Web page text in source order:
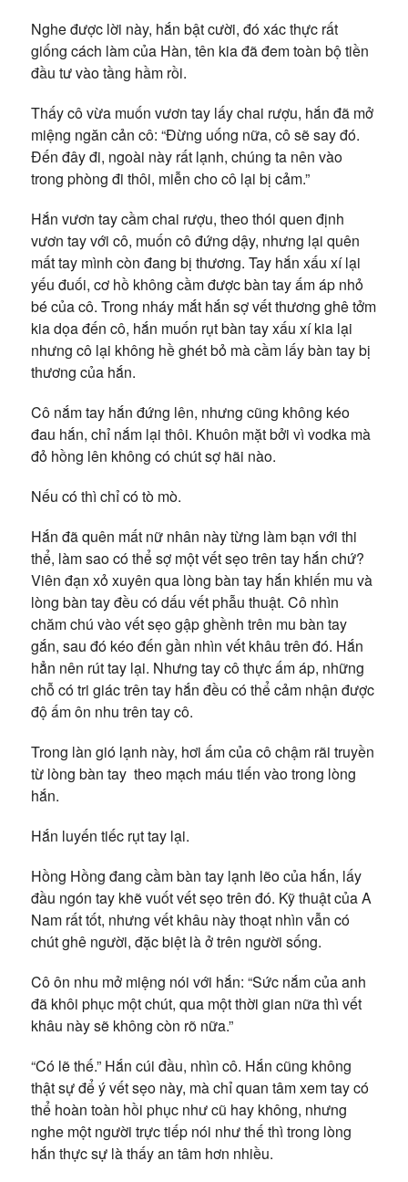
Nghe được lời này, hắn bật cười, đó xác thực rất
giống cách làm của Hàn, tên kia đã đem toàn bộ tiền
đầu tư vào tầng hầm rồi.
Thấy cô vừa muốn vươn tay lấy chai rượu, hắn đã mở
miệng ngăn cản cô: “Đừng uống nữa, cô sẽ say đó.
Đến đây đi, ngoài này rất lạnh, chúng ta nên vào
trong phòng đi thôi, miễn cho cô lại bị cảm.”
Hắn vươn tay cầm chai rượu, theo thói quen định
vươn tay với cô, muốn cô đứng dậy, nhưng lại quên
mất tay mình còn đang bị thương. Tay hắn xấu xí lại
yếu đuối, cơ hồ không cầm được bàn tay ấm áp nhỏ
bé của cô. Trong nháy mắt hắn sợ vết thương ghê tởm
kia dọa đến cô, hắn muốn rụt bàn tay xấu xí kia lại
nhưng cô lại không hề ghét bỏ mà cầm lấy bàn tay bị
thương của hắn.
Cô nắm tay hắn đứng lên, nhưng cũng không kéo
đau hắn, chỉ nắm lại thôi. Khuôn mặt bởi vì vodka mà
đỏ hồng lên không có chút sợ hãi nào.
Nếu có thì chỉ có tò mò.
Hắn đã quên mất nữ nhân này từng làm bạn với thi
thể, làm sao có thể sợ một vết sẹo trên tay hắn chứ?
Viên đạn xỏ xuyên qua lòng bàn tay hắn khiến mu và
lòng bàn tay đều có dấu vết phẫu thuật. Cô nhìn
chăm chú vào vết sẹo gập ghềnh trên mu bàn tay
gắn, sau đó kéo đến gần nhìn vết khâu trên đó. Hắn
hẳn nên rút tay lại. Nhưng tay cô thực ấm áp, những
chỗ có tri giác trên tay hắn đều có thể cảm nhận được
độ ấm ôn nhu trên tay cô.
Trong làn gió lạnh này, hơi ấm của cô chậm rãi truyền
từ lòng bàn tay theo mạch máu tiến vào trong lòng
hắn.
Hắn luyến tiếc rụt tay lại.
Hồng Hồng đang cầm bàn tay lạnh lẽo của hắn, lấy
đầu ngón tay khẽ vuốt vết sẹo trên đó. Kỹ thuật của A
Nam rất tốt, nhưng vết khâu này thoạt nhìn vẫn có
chút ghê người, đặc biệt là ở trên người sống.
Cô ôn nhu mở miệng nói với hắn: “Sức nắm của anh
đã khôi phục một chút, qua một thời gian nữa thì vết
khâu này sẽ không còn rõ nữa.”
“Có lẽ thế.” Hắn cúi đầu, nhìn cô. Hắn cũng không
thật sự để ý vết sẹo này, mà chỉ quan tâm xem tay có
thể hoàn toàn hồi phục như cũ hay không, nhưng
nghe một người trực tiếp nói như thế thì trong lòng
hắn thực sự là thấy an tâm hơn nhiều.